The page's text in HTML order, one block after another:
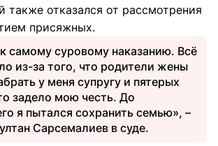
также отказался от рассмотрения
присяжных.
самому суровому наказанию. Всё
из-за того, что родители жены
у меня супругу и пятерых
задело мою честь. До
я пытался сохранить семью», –
Сарсемалиев в суде.